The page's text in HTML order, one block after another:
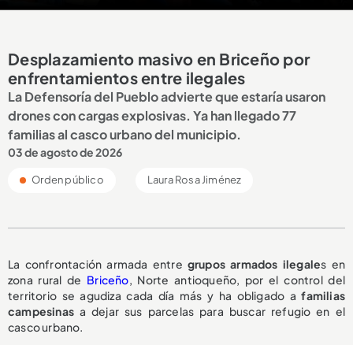
Desplazamiento masivo en Briceño por
enfrentamientos entre ilegales
La Defensoría del Pueblo advierte que estaría usaron
drones con cargas explosivas. Ya han llegado 77
familias al casco urbano del municipio.
03 de agosto de 2026
Orden público Laura Rosa Jiménez
La confrontación armada entre grupos armados ilegales en
zona rural de Briceño, Norte antioqueño, por el control del
territorio se agudiza cada día más y ha obligado afamilias
campesinas a dejar sus parcelas para buscar refugio en el
casco urbano.